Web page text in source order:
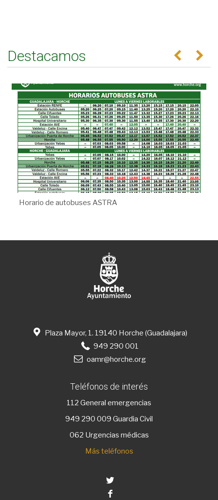
Destacamos Anterior
Horario de autobuses ASTRA
Plaza Mayor, 1. 19140 Horche (Guadalajara)
949 290 001
oamr@horche.org
Teléfonos de interés
112 General emergencias
949 290 009 Guardia Civil
062 Urgencias médicas
Más teléfonos